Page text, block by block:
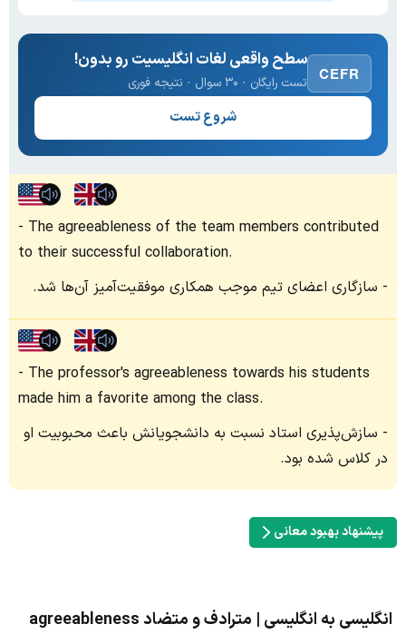
CEFR
سطح واقعی لغات انگلیسیت رو بدون!
تست رایگان · ۳۰ سوال · نتیجه فوری
شروع تست
The agreeableness of the team members contributed
to their successful collaboration.
سازگاری اعضای تیم موجب همکاری موفقیت‌آمیز آن‌ها شد.
The professor's agreeableness towards his students
made him a favorite among the class.
سازش‌پذیری استاد نسبت به دانشجویانش باعث محبوبیت او
در کلاس شده بود.
پیشنهاد بهبود معانی
انگلیسی به انگلیسی | مترادف و متضاد agreeableness